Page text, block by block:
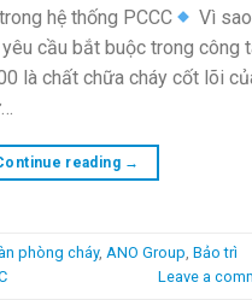
hệ thống PCCC
Vì sao
cầu bắt buộc trong công
là chất chữa cháy cốt lõi
reading →
phòng cháy, ANO Group, Bảo trì
Leave a